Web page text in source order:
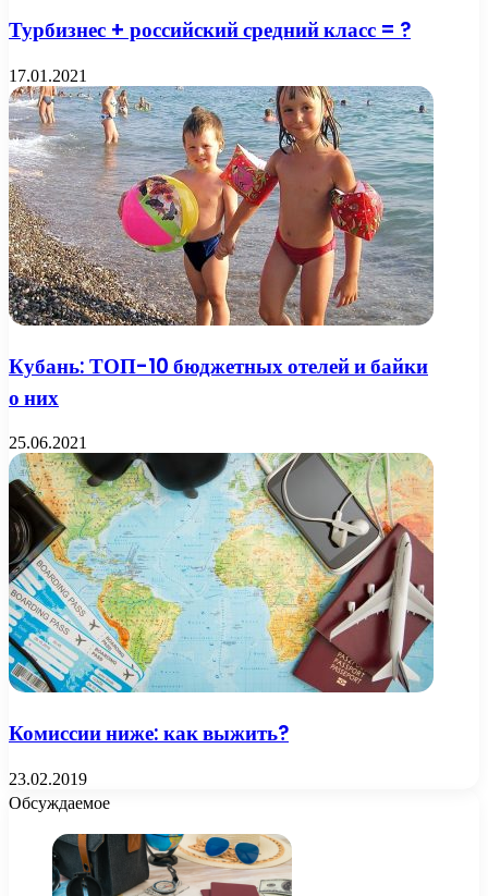
Турбизнес + российский средний класс = ?
17.01.2021
Кубань: ТОП-10 бюджетных отелей и байки
о них
25.06.2021
Комиссии ниже: как выжить?
23.02.2019
Обсуждаемое